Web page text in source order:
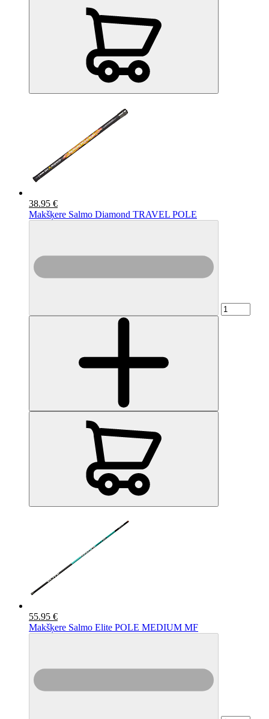
38.95 €
Makšķere Salmo Diamond TRAVEL POLE
55.95 €
Makšķere Salmo Elite POLE MEDIUM MF